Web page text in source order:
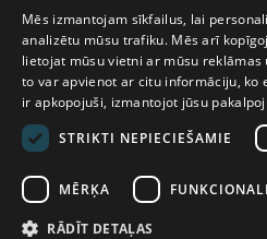
Cido
Swedbank
Casino's
Autodiensten
Velen komen terug omdat
Mēs izmantojam sīkfailus, lai
analizētu mūsu trafiku. Mēs arī
lietojat mūsu vietni ar mūsu
to var apvienot ar citu informāciju, ko
ir apkopojuši, izmantojot jūsu
STRIKTI NEPIECIEŠAMIE
MĒRĶA
RĀDĪT DETAĻAS